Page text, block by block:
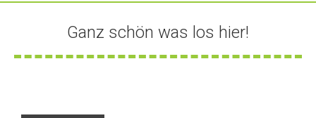
Ganz schön was los hier!
Sie befinden sich hier: